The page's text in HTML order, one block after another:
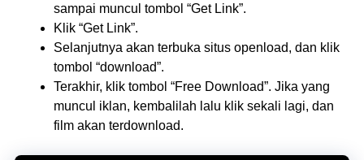
sampai muncul tombol “Get Link”.
Klik “Get Link”.
Selanjutnya akan terbuka situs openload, dan klik
tombol “download”.
Terakhir, klik tombol “Free Download”. Jika yang
muncul iklan, kembalilah lalu klik sekali lagi, dan
film akan terdownload.